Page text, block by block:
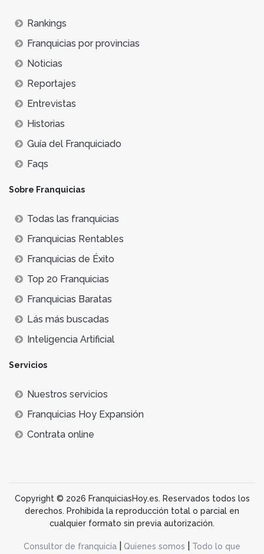
Rankings
Franquicias por provincias
Noticias
Reportajes
Entrevistas
Historias
Guía del Franquiciado
Faqs
Sobre Franquicias
Todas las franquicias
Franquicias Rentables
Franquicias de Éxito
Top 20 Franquicias
Franquicias Baratas
Lás más buscadas
Inteligencia Artificial
Servicios
Nuestros servicios
Franquicias Hoy Expansión
Contrata online
Copyright © 2026 FranquiciasHoy.es. Reservados todos los
derechos. Prohibida la reproducción total o parcial en
cualquier formato sin previa autorización.
Consultor de franquicia Quienes somos Todo lo que